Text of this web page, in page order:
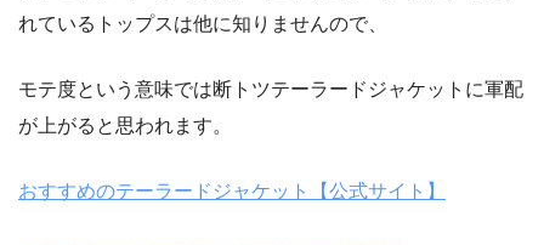
れているトップスは他に知りませんので、
モテ度という意味では断トツテーラードジャケットに軍配
が上がると思われます。
おすすめのテーラードジャケット【公式サイト】